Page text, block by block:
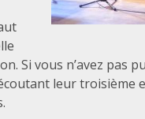
Si vous n’avez pas
leur